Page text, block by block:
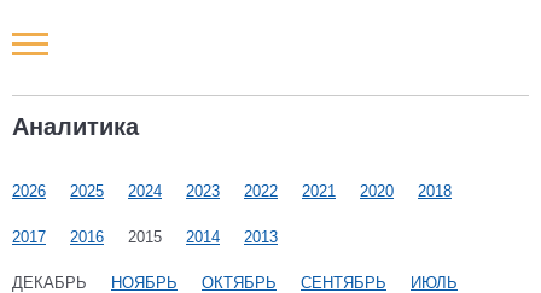
Аналитика
2026 2025 2024 2023 2022 2021 2020 2018
2017 2016 2015 2014 2013
ДЕКАБРЬ НОЯБРЬ ОКТЯБРЬ СЕНТЯБРЬ ИЮЛЬ
Новости РФ
Наши мероприятия